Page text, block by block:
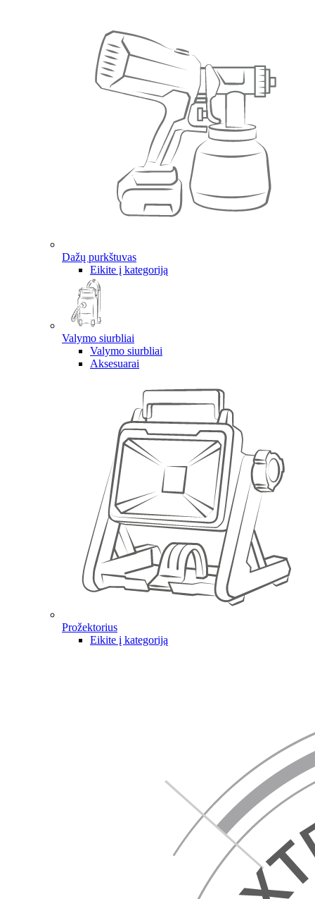
Dažų purkštuvas
Eikite į kategoriją
Valymo siurbliai
Valymo siurbliai
Aksesuarai
Prožektorius
Eikite į kategoriją